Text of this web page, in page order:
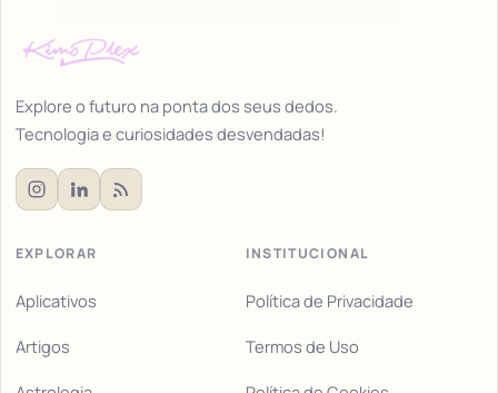
Explore o futuro na ponta dos seus dedos.
Tecnologia e curiosidades desvendadas!
EXPLORAR
Aplicativos
Artigos
INSTITUCIONAL
Política de Privacidade
Termos de Uso